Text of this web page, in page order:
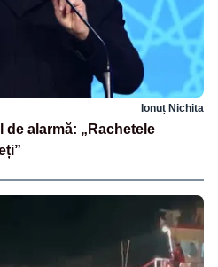
Ionuț Nichita
alarmă: „Rachetele